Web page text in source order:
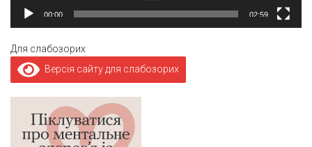
00:00 02:59
Для слабозорих
Версія сайту для слабозорих